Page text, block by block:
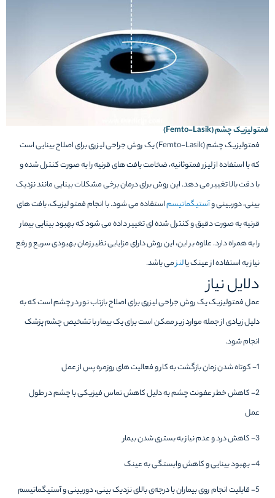
فمتولیزیک چشم (Femto-Lasik)
فمتولیزیک چشم (Femto-Lasik) یک روش جراحی لیزری برای اصلاح بینایی است
که با استفاده از لیزر فمتوثانیه، ضخامت بافت های قرنیه را به صورت کنترل شده و
با دقت بالا تغییر می دهد. این روش برای درمان برخی مشکلات بینایی مانند نزدیک
بینی، دوربینی وآستیگماتیسماستفاده می شود. با انجام فمتو لیزیک، بافت های
قرنیه به صورت دقیق و کنترل شده ای تغییر داده می شود که بهبود بینایی بیمار
را به همراه دارد. علاوه بر این، این روش دارای مزایایی نظیر زمان بهبودی سریع و رفع
نیاز به استفاده از عینک یالنزمی باشد.
دلایل نیاز
عمل فمتولیزیک یک روش جراحی لیزری برای اصلاح بازتاب نور در چشم است که به
دلیل زیادی از جمله موارد زیر ممکن است برای یک بیمار با تشخیص چشم پزشک
انجام شود.
1- کوتاه شدن زمان بازگشت به کار و فعالیت های روزمره پس از عمل
2- کاهش خطر عفونت چشم به دلیل کاهش تماس فیزیکی با چشم در طول
عمل
3- کاهش درد و عدم نیاز به بستری شدن بیمار
4- بهبود بینایی و کاهش وابستگی به عینک
5- قابلیت انجام روی بیماران با درجه‌ی بالای نزدیک بینی، دوربینی و آستیگماتیسم